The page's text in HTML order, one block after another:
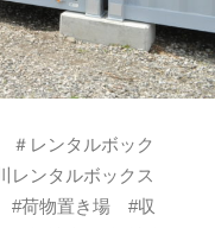
レンタルボック
レンタルボックス
#荷物置き場 #収